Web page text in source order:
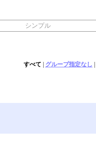
シンプル
すべて グループ指定なし